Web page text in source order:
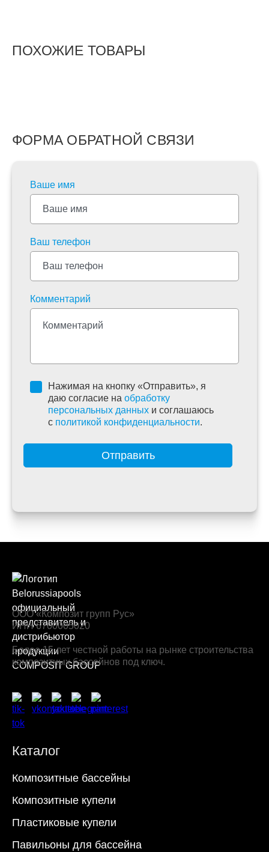
ПОХОЖИЕ ТОВАРЫ
ФОРМА ОБРАТНОЙ СВЯЗИ
Ваше имя
Ваш телефон
Комментарий
Нажимая на кнопку «Отправить», я
даю согласие на обработку
персональных данных и соглашаюсь
c политикой конфиденциальности.
Отправить
ООО «Композит групп Рус»
ИНН 6700005020
Более 15 лет честной работы на рынке строительства
композитных бассейнов под ключ.
Каталог
Композитные бассейны
Композитные купели
Пластиковые купели
Павильоны для бассейна